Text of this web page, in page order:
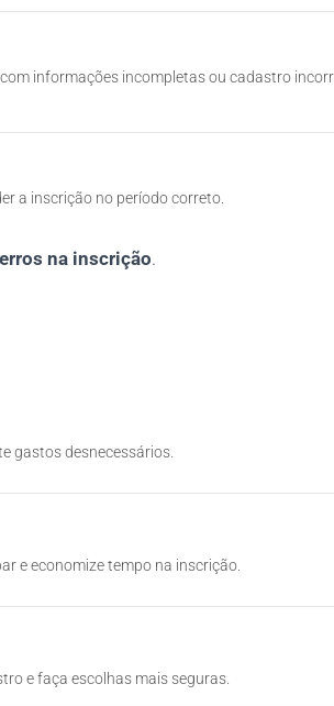
informações incompletas ou cadastro
a inscrição no período correto.
na inscrição.
gastos desnecessários.
e economize tempo na inscrição.
e faça escolhas mais seguras.